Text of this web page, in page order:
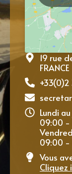
19 rue
FRANCE
Lundi
09:00 -
09:00 -
Vous
Cliquez